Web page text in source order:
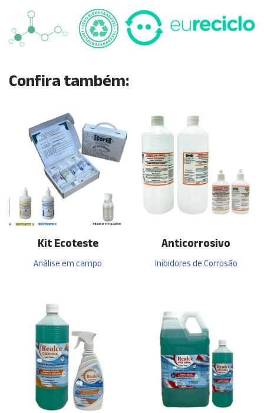
Confira também:
Kit Ecoteste
Análise em campo
Anticorrosivo
Inibidores de Corrosão